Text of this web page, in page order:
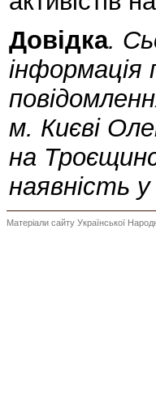
Довідка.
інформація
м. Києві
на
наявність
Матеріали сайту Української